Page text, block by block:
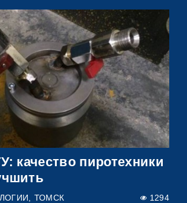
качество пиротехники
ТОМСК 1294